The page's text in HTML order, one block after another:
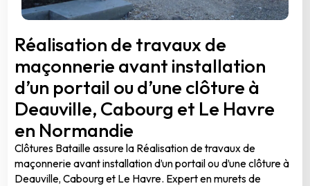
Réalisation de travaux de
maçonnerie avant installation
d’un portail ou d’une clôture à
Deauville, Cabourg et Le Havre
en Normandie
Clôtures Bataille assure la Réalisation de travaux de
maçonnerie avant installation d’un portail ou d’une clôture à
Deauville, Cabourg et Le Havre. Expert en murets de